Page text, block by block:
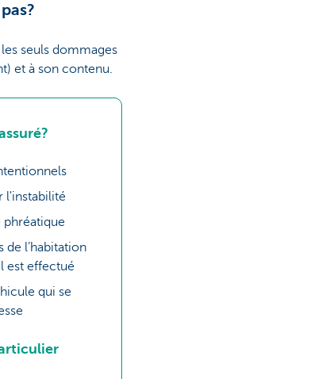
seuls dommages
et à son contenu.
l'instabilité
phréatique
de l’habitation
est effectué
qui se